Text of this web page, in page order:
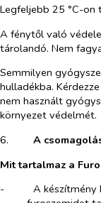
Legfeljebb 25 °C-on
A fénytől való
tárolandó. Nem
Semmilyen
hulladékba.
nem használt
környezet védelmét.
6.​
A
Mit tartalmaz a
-​
A készítmény